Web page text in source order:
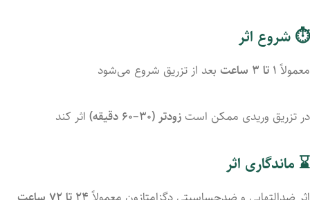
⏱ شروع اثر
معمولاً۱ تا ۳ ساعت بعد از تزریق شروع می‌شود
در تزریق وریدی ممکن است زودتر (۳۰–۶۰ دقیقه) اثر کند
⌛ ماندگاری اثر